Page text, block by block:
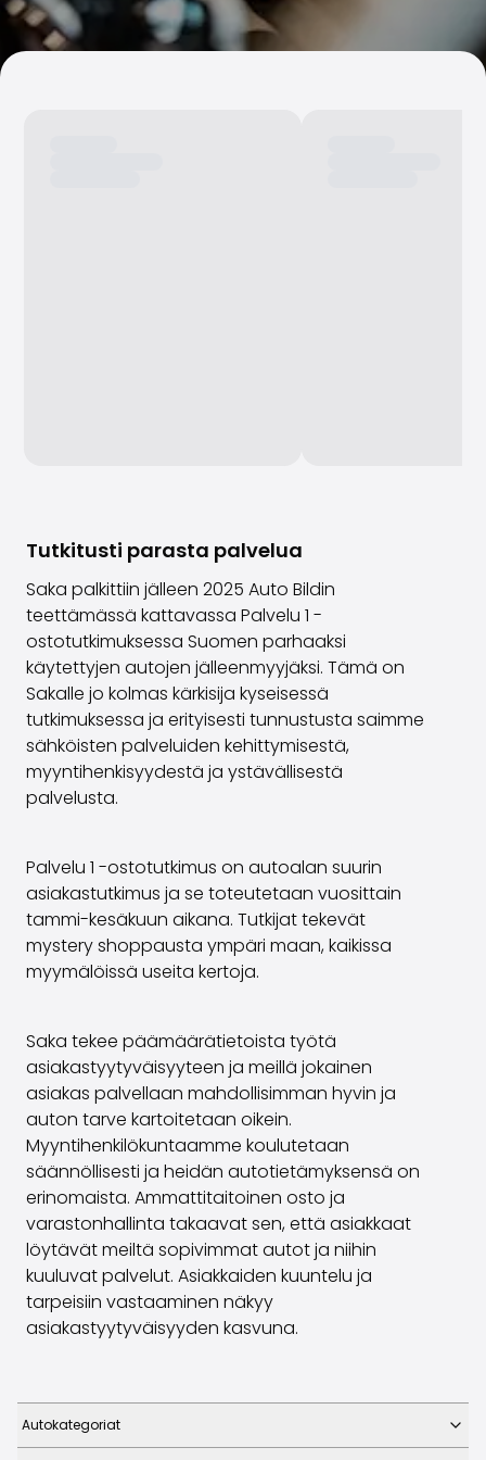
Farmariautot
Kaupunkiautot
Myy autosi
Myy autosi
Myy yrityksen auto
Artikkeleita auton myyntiin liittyen
Muista nämä kun myyt auton!
Miten säilytän autoni arvon?
Tuotteet ja palvelut
Autoilun lisäpalvelut
SakaVarma
SakaKasko
Rahoitus
SakaVarma hyötyajoneuvoille
Varusteet autoosi
Vetokoukut
Renkaat autoon
Auton ostaminen etänä
Toimipisteet
Yritys
Saka Finland Oy
Hallinto
Ostotiimi
Yhteydenotto
Rekrytointi
Laskutustiedot
Medialle
Kokemuksia Sakasta
Reklamaatiot
Tutkitusti parasta palvelua
Saka palkittiin jälleen 2025 Auto Bildin
teettämässä kattavassa Palvelu 1 -
ostotutkimuksessa Suomen parhaaksi
käytettyjen autojen jälleenmyyjäksi. Tämä on
Sakalle jo kolmas kärkisija kyseisessä
tutkimuksessa ja erityisesti tunnustusta saimme
sähköisten palveluiden kehittymisestä,
myyntihenkisyydestä ja ystävällisestä
palvelusta.
Palvelu 1 -ostotutkimus on autoalan suurin
asiakastutkimus ja se toteutetaan vuosittain
tammi-kesäkuun aikana. Tutkijat tekevät
mystery shoppausta ympäri maan, kaikissa
myymälöissä useita kertoja.
Saka tekee päämäärätietoista työtä
asiakastyytyväisyyteen ja meillä jokainen
asiakas palvellaan mahdollisimman hyvin ja
auton tarve kartoitetaan oikein.
Myyntihenkilökuntaamme koulutetaan
säännöllisesti ja heidän autotietämyksensä on
erinomaista. Ammattitaitoinen osto ja
varastonhallinta takaavat sen, että asiakkaat
löytävät meiltä sopivimmat autot ja niihin
kuuluvat palvelut. Asiakkaiden kuuntelu ja
tarpeisiin vastaaminen näkyy
asiakastyytyväisyyden kasvuna.
Autokategoriat